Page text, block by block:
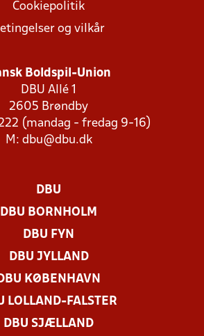
Cookiepolitik
og vilkår
Boldspil-Union
DBU Allé 1
2605 Brøndby
(mandag - fredag 9-16)
M: dbu@dbu.dk
DBU
DBU BORNHOLM
DBU FYN
DBU JYLLAND
DBU KØBENHAVN
LOLLAND-FALSTER
DBU SJÆLLAND